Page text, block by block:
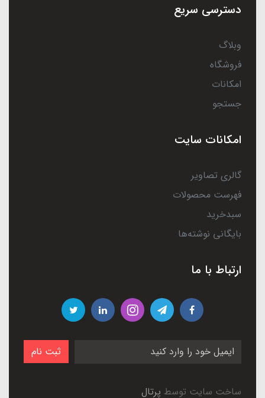
دسترسی سریع
وبلاگ
فروشگاه
امکانات
جستجو
امکانات سایت
گالری تصاویر
فهرست محصولات
سبدخرید
بایگانی نوشته‌ها
ارتباط با ما
ثبت نام
ساخت سایت توسط پرتال